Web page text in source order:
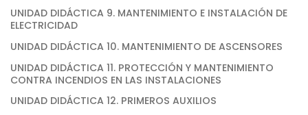
UNIDAD DIDÁCTICA 9. MANTENIMIENTO E INSTALACIÓN DE
ELECTRICIDAD
UNIDAD DIDÁCTICA 10. MANTENIMIENTO DE ASCENSORES
UNIDAD DIDÁCTICA 11. PROTECCIÓN Y MANTENIMIENTO
CONTRA INCENDIOS EN LAS INSTALACIONES
UNIDAD DIDÁCTICA 12. PRIMEROS AUXILIOS